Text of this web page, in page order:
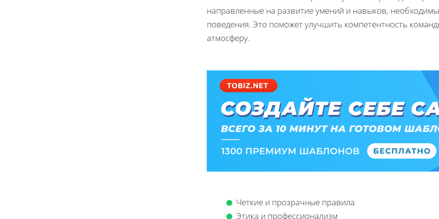
направленные на развитие умений и навыков,
поведения. Это поможет улучшить компетентность
атмосферу.
Четкие и прозрачные правила
Этика и профессионализм